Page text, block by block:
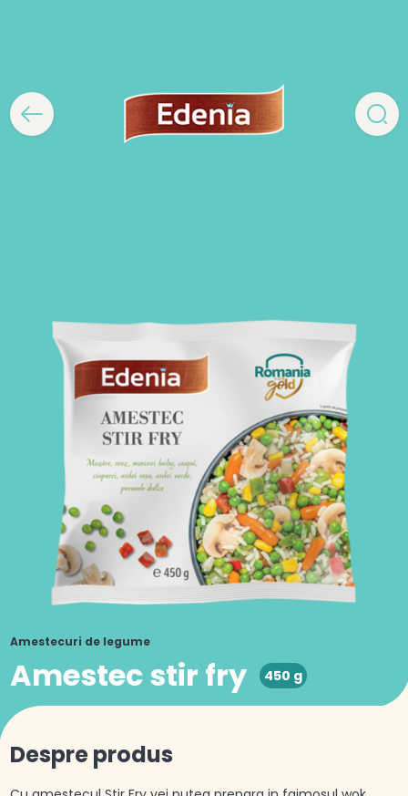
Amestecuri de legume
Amestec stir fry 450 g
Despre produs